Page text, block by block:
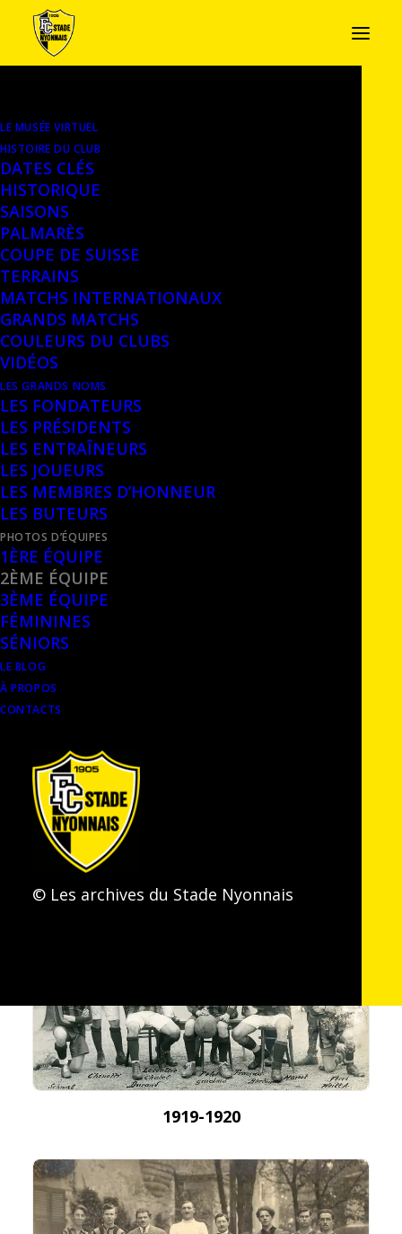
LE MUSÉE VIRTUEL
HISTOIRE DU CLUB
DATES CLÉS
HISTORIQUE
SAISONS
PALMARÈS
COUPE DE SUISSE
TERRAINS
MATCHS INTERNATIONAUX
GRANDS MATCHS
COULEURS DU CLUBS
VIDÉOS
LES GRANDS NOMS
LES FONDATEURS
LES PRÉSIDENTS
LES ENTRAÎNEURS
LES JOUEURS
LES MEMBRES D’HONNEUR
LES BUTEURS
PHOTOS D’ÉQUIPES
1ÈRE ÉQUIPE
2ÈME ÉQUIPE
3ÈME ÉQUIPE
FÉMININES
SÉNIORS
LE BLOG
À PROPOS
CONTACTS
© Les archives du Stade Nyonnais
PHOTOS DE LA DEUXIÈME
ÉQUIPE
1911-1912
1919-1920